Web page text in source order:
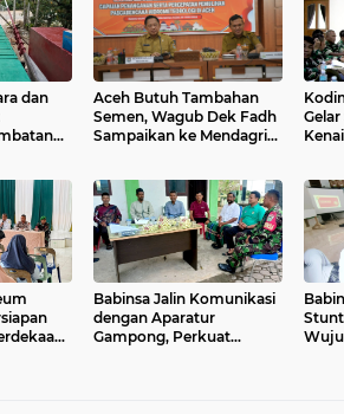
dan
Capai
Aceh Butuh Tambahan
Semen, Wagub Dek Fadh
Sampaikan ke Mendagri
Gelar
Babinsa Jalin Komunikasi
dengan Aparatur
Gampong, Perkuat